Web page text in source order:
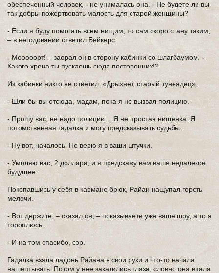
обеспеченный человек, - не унималась она. - Не будете ли вы
так добры пожертвовать малость для старой женщины?
- Если я буду помогать всем нищим, то сам скоро стану таким,
– в негодовании ответил Бейкерс.
- Мооооорт! – заорал он в сторону кабинки со шлагбаумом. -
Какого хрена ты пускаешь сюда посторонних!?
Из кабинки никто не ответил. «Дрыхнет, старый тунеядец».
- Шли бы вы отсюда, мадам, пока я не вызвал полицию.
- Прошу вас, не надо полиции… Я не простая нищенка. Я
потомственная гадалка и могу предсказывать судьбы.
- Ну вот, началось. Не верю я в ваши штучки.
- Умоляю вас, 2 доллара, и я предскажу вам ваше недалекое
будущее.
Покопавшись у себя в кармане брюк, Райан нащупал горсть
мелочи.
- Вот держите, – сказал он, – показываете уже ваше шоу, а то я
тороплюсь.
- И на том спасибо, сэр.
Гадалка взяла ладонь Райана в свои руки и что-то начала
нашептывать. Потом у нее закатились глаза, словно она впала